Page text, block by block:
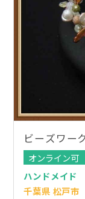
ビーズワ
オンライン可
ハンドメイド
千葉県 松戸市